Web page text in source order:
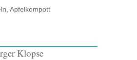
Apfelkompott
Klopse